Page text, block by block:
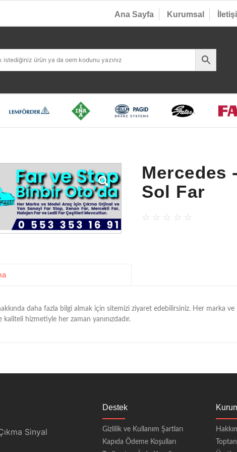
Ana Sayfa Kurumsal
Mercedes
Sol Far
☆ ☆ ☆ ☆ ☆
daha fazla bilgi almak için sitemizi ziyaret edebilirsiniz. Her marka
hizmetiyle her zaman yanınızdadır.
Sinyal
Destek
Gizlilik ve Kullanım Şartları
Kapıda Ödeme Koşulları